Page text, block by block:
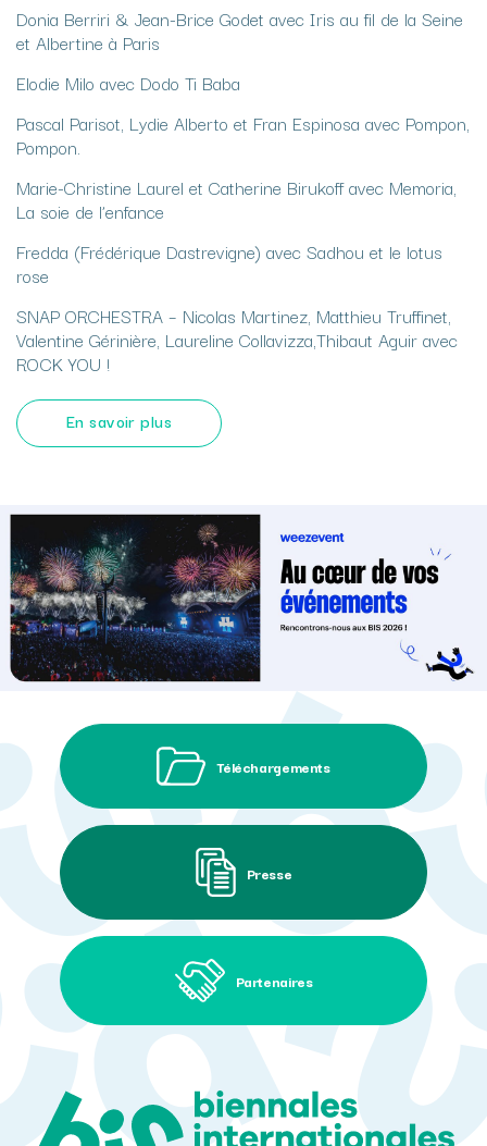
Donia Berriri & Jean-Brice Godet avec Iris au fil de la Seine
et Albertine à Paris
Elodie Milo avec Dodo Ti Baba
Pascal Parisot, Lydie Alberto et Fran Espinosa avec Pompon,
Pompon.
Marie-Christine Laurel et Catherine Birukoff avec Memoria,
La soie de l’enfance
Fredda (Frédérique Dastrevigne) avec Sadhou et le lotus
rose
SNAP ORCHESTRA – Nicolas Martinez, Matthieu Truffinet,
Valentine Gérinière, Laureline Collavizza,Thibaut Aguir avec
ROCK YOU !
En savoir plus
Téléchargements
Presse
Partenaires